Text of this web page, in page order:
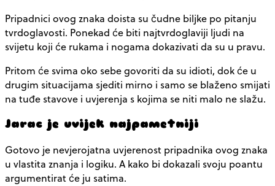
Pripadnici ovog znaka doista su čudne biljke po pitanju
tvrdoglavosti. Ponekad će biti najtvrdoglaviji ljudi na
svijetu koji će rukama i nogama dokazivati da su u pravu.
Pritom će svima oko sebe govoriti da su idioti, dok će u
drugim situacijama sjediti mirno i samo se blaženo smijati
na tuđe stavove i uvjerenja s kojima se niti malo ne slažu.
Jarac je uvijek najpametniji
Gotovo je nevjerojatna uvjerenost pripadnika ovog znaka
u vlastita znanja i logiku. A kako bi dokazali svoju poantu
argumentirat će ju satima.